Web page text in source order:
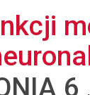
6